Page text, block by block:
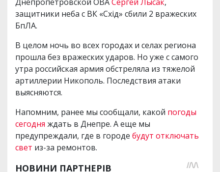
защитники неба с ВК «Схід» сбили 2 вражеских
БпЛА.
В целом ночь во всех городах и селах региона
прошла без вражеских ударов. Но уже с самого
утра российская армия обстреляла из тяжелой
артиллерии Никополь. Последствия атаки
выясняются.
Напомним, ранее мы сообщали, какой погоды
сегодня ждать в Днепре. А еще мы
предупреждали, где в городе будут отключать
свет из-за ремонтов.